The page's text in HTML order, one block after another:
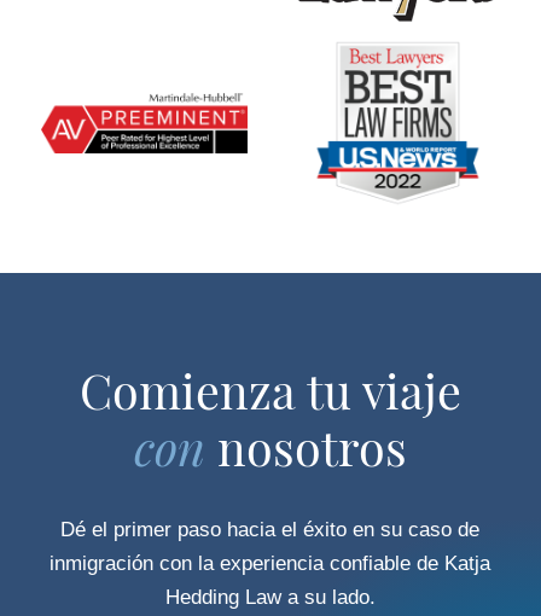
Comienza tu viaje
con nosotros
Dé el primer paso hacia el éxito en su caso de
inmigración con la experiencia confiable de Katja
Hedding Law a su lado.